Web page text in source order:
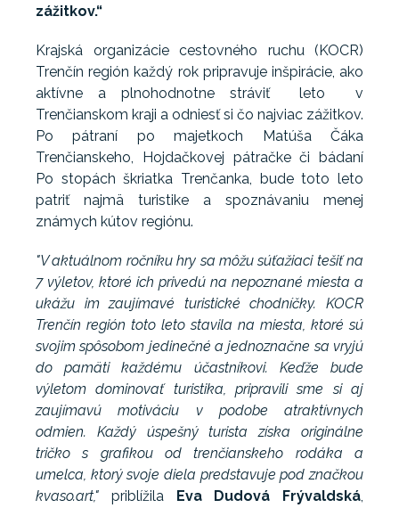
zážitkov.“
Krajská organizácie cestovného ruchu (KOCR)
Trenčín región každý rok pripravuje inšpirácie, ako
aktívne a plnohodnotne stráviť leto v
Trenčianskom kraji a odniesť si čo najviac zážitkov.
Po pátraní po majetkoch Matúša Čáka
Trenčianskeho, Hojdačkovej pátračke či bádaní
Po stopách škriatka Trenčanka, bude toto leto
patriť najmä turistike a spoznávaniu menej
známych kútov regiónu.
"V aktuálnom ročníku hry sa môžu súťažiaci tešiť na
7 výletov, ktoré ich privedú na nepoznané miesta a
ukážu im zaujímavé turistické chodníčky. KOCR
Trenčín región toto leto stavila na miesta, ktoré sú
svojim spôsobom jedinečné a jednoznačne sa vryjú
do pamäti každému účastníkovi. Keďže bude
výletom dominovať turistika, pripravili sme si aj
zaujímavú motiváciu v podobe atraktívnych
odmien. Každý úspešný turista získa originálne
tričko s grafikou od trenčianskeho rodáka a
umelca, ktorý svoje diela predstavuje pod značkou
kvaso.art," priblížila Eva Dudová Frývaldská,